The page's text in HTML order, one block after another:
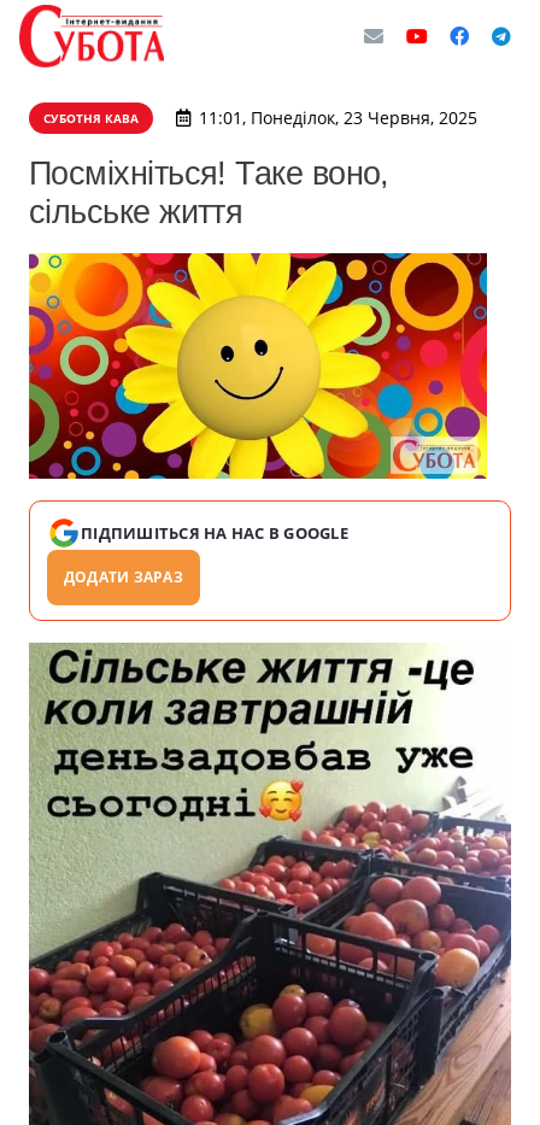
СУБОТНЯ КАВА 11:01, Понеділок, 23 Червня, 2025
Посміхніться! Таке воно,
сільське життя
ПІДПИШІТЬСЯ НА НАС В GOOGLE
ДОДАТИ ЗАРАЗ